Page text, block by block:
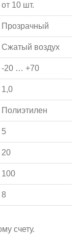
от 10 шт.
Прозрачный
Сжатый воздух
-20 … +70
1,0
Полиэтилен
5
20
100
8
счету.